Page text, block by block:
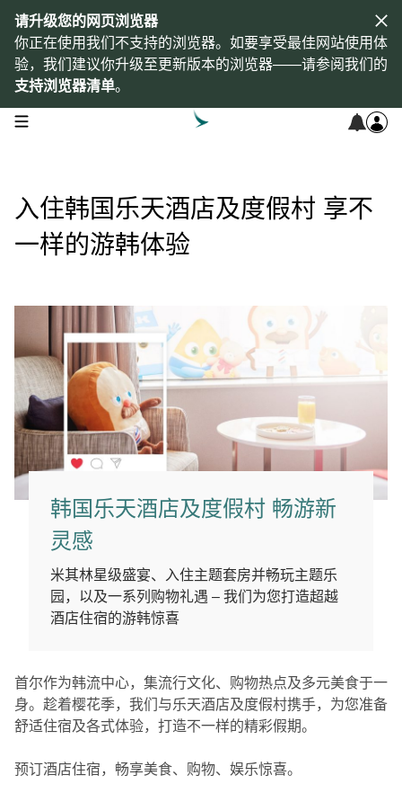
请升级您的网页浏览器
你正在使用我们不支持的浏览器。如要享受最佳网站使用体
验，我们建议你升级至更新版本的浏览器——请参阅我们的
支持浏览器清单。
open navigation menu
入住韩国乐天酒店及度假村 享不
一样的游韩体验
韩国乐天酒店及度假村 畅游新
灵感
米其林星级盛宴、入住主题套房并畅玩主题乐
园，以及一系列购物礼遇 – 我们为您打造超越
酒店住宿的游韩惊喜
首尔作为韩流中心，集流行文化、购物热点及多元美食于一
身。趁着樱花季，我们与乐天酒店及度假村携手，为您准备
舒适住宿及各式体验，打造不一样的精彩假期。
预订酒店住宿，畅享美食、购物、娱乐惊喜。